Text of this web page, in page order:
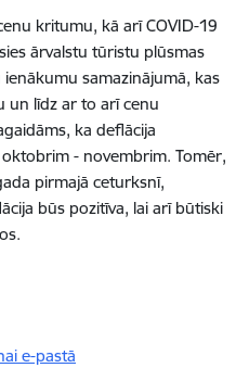
kritumu, kā arī COVID-19
ārvalstu tūristu plūsmas
samazinājumā, kas
un līdz ar to arī cenu
ka deflācija
- novembrim. Tomēr,
pirmajā ceturksnī,
būs pozitīva, lai arī būtiski
e-pastā